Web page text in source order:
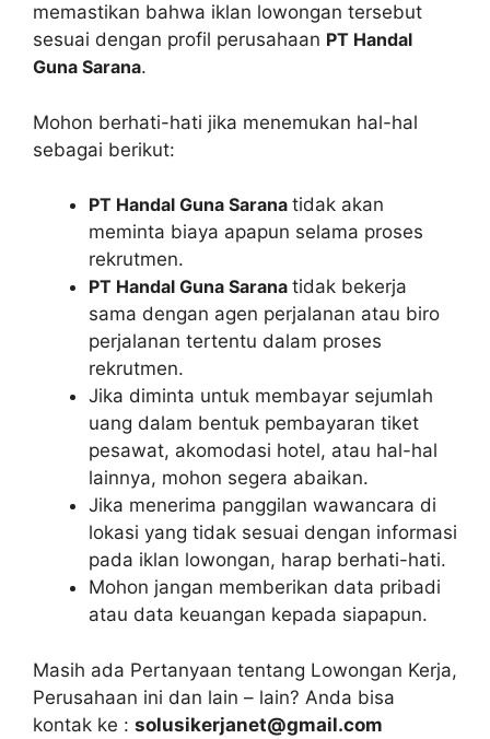
memastikan bahwa iklan lowongan tersebut
sesuai dengan profil perusahaan PT Handal
Guna Sarana.
Mohon berhati-hati jika menemukan hal-hal
sebagai berikut:
PT Handal Guna Sarana tidak akan
meminta biaya apapun selama proses
rekrutmen.
PT Handal Guna Sarana tidak bekerja
sama dengan agen perjalanan atau biro
perjalanan tertentu dalam proses
rekrutmen.
Jika diminta untuk membayar sejumlah
uang dalam bentuk pembayaran tiket
pesawat, akomodasi hotel, atau hal-hal
lainnya, mohon segera abaikan.
Jika menerima panggilan wawancara di
lokasi yang tidak sesuai dengan informasi
pada iklan lowongan, harap berhati-hati.
Mohon jangan memberikan data pribadi
atau data keuangan kepada siapapun.
Masih ada Pertanyaan tentang Lowongan Kerja,
Perusahaan ini dan lain – lain? Anda bisa
kontak ke : solusikerjanet@gmail.com